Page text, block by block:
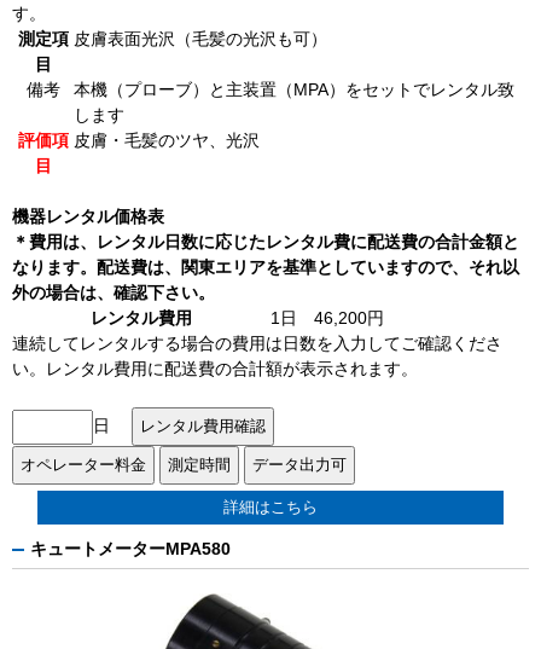
す。
測定項
目
皮膚表面光沢（毛髪の光沢も可）
備考
本機（プローブ）と主装置（MPA）をセットでレンタル致
します
評価項
目
皮膚・毛髪のツヤ、光沢
機器レンタル価格表
＊費用は、レンタル日数に応じたレンタル費に配送費の合計金額と
なります。配送費は、関東エリアを基準としていますので、それ以
外の場合は、確認下さい。
レンタル費用
1日 46,200円
連続してレンタルする場合の費用は日数を入力してご確認くださ
い。レンタル費用に配送費の合計額が表示されます。
日
詳細はこちら
キュートメーターMPA580